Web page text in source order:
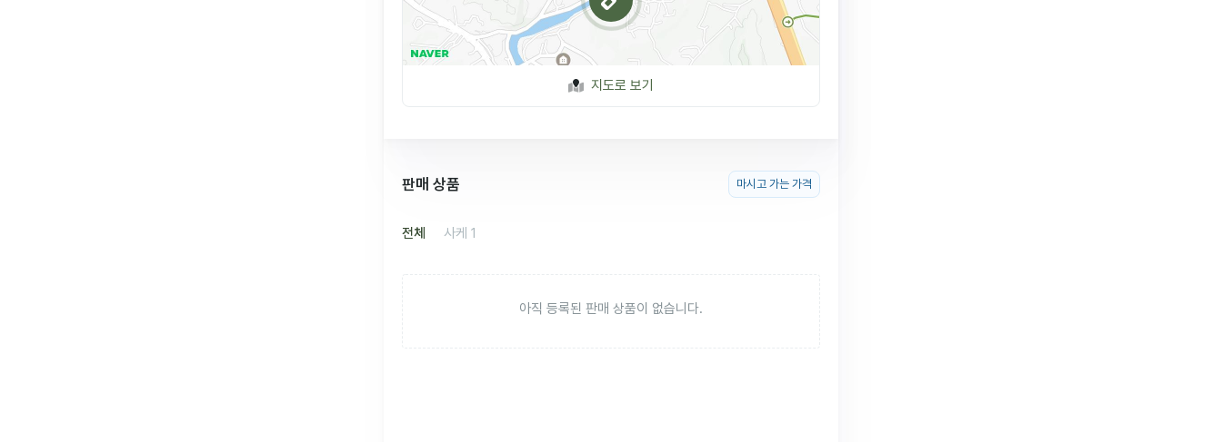
지도로 보기
판매 상품 마시고 가는 가격
전체 사케 1
아직 등록된 판매 상품이 없습니다.